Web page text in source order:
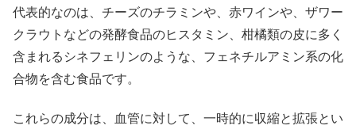
代表的なのは、チーズのチラミンや、赤ワインや、ザワー
クラウトなどの発酵食品のヒスタミン、柑橘類の皮に多く
含まれるシネフェリンのような、フェネチルアミン系の化
合物を含む食品です。
これらの成分は、血管に対して、一時的に収縮と拡張とい